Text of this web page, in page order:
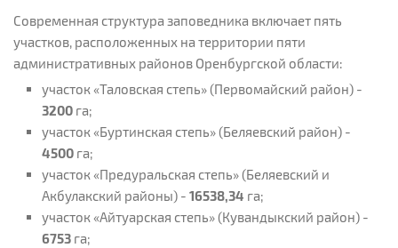
Современная структура заповедника включает пять
участков, расположенных на территории пяти
административных районов Оренбургской области:
участок «Таловская степь» (Первомайский район) -
3200 га;
участок «Буртинская степь» (Беляевский район) -
4500 га;
участок «Предуральская степь» (Беляевский и
Акбулакский районы) - 16538,34 га;
участок «Айтуарская степь» (Кувандыкский район) -
6753 га;